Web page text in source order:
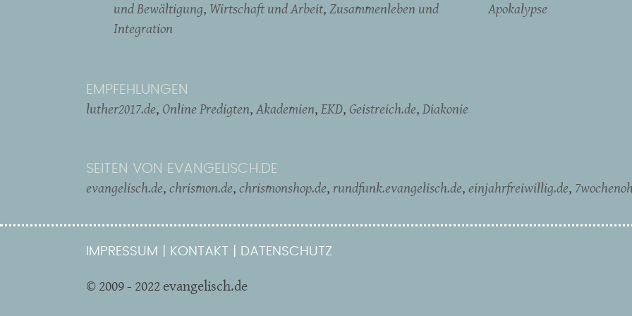
und Bewältigung Wirtschaft und Arbeit Zusammenleben und
Integration
Apokalypse
EMPFEHLUNGEN
luther2017.de Online Predigten Akademien EKD Geistreich.de Diakonie
SEITEN VON EVANGELISCH.DE
evangelisch.de chrismon.de chrismonshop.de rundfunk.evangelisch.de einjahrfreiwillig.de
IMPRESSUM KONTAKT DATENSCHUTZ
© 2009 - 2022 evangelisch.de